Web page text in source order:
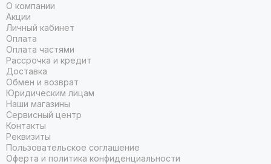
О компании
Акции
Личный кабинет
Оплата
Оплата частями
Рассрочка и кредит
Доставка
Обмен и возврат
Юридическим лицам
Наши магазины
Сервисный центр
Контакты
Реквизиты
Пользовательское соглашение
Оферта и политика конфиденциальности